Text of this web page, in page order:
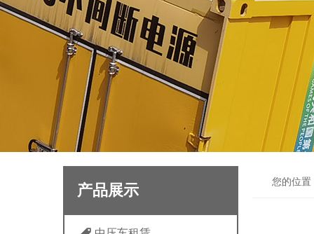
产品展示 您的位置